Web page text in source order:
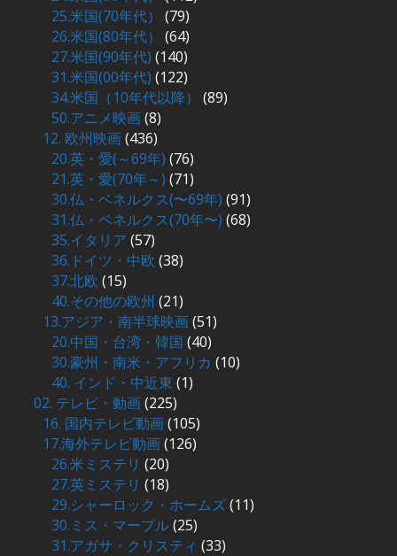
25.米国(70年代）
(79)
26.米国(80年代）
(64)
27.米国(90年代) (140)
31.米国(00年代) (122)
34.米国（10年代以降）
(89)
50.アニメ映画(8)
12. 欧州映画(436)
20.英・愛(～69年) (76)
21.英・愛(70年～) (71)
30.仏・ベネルクス(〜69年) (91)
31.仏・ベネルクス(70年〜) (68)
35.イタリア (57)
36.ドイツ・中欧 (38)
37.北欧 (15)
40.その他の欧州 (21)
13.アジア・南半球映画(51)
20.中国・台湾・韓国 (40)
30.豪州・南米・アフリカ (10)
40. インド・中近東 (1)
02. テレビ・動画(225)
16. 国内テレビ動画(105)
17.海外テレビ動画(126)
26.米ミステリ (20)
27.英ミステリ (18)
29.シャーロック・ホームズ(11)
30.ミス・マープル(25)
31.アガサ・クリスティ (33)